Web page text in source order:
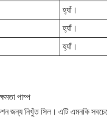
হ্যাঁ।
হ্যাঁ।
হ্যাঁ।
পাম্প
নিখুঁত সিল। এটি এমনকি সবচেয়ে